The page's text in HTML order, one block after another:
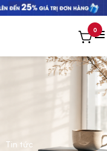
0
Tin tức